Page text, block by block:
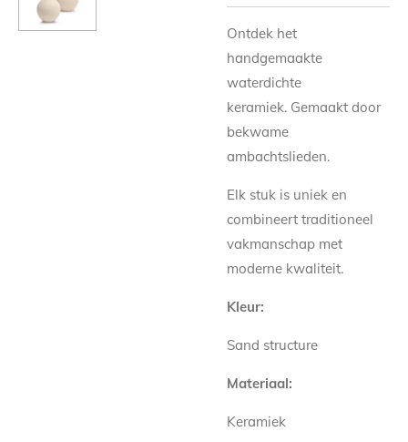
Ontdek het
handgemaakte
waterdichte
keramiek. Gemaakt door
bekwame
ambachtslieden.
Elk stuk is uniek en
combineert traditioneel
vakmanschap met
moderne kwaliteit.
Kleur:
Sand structure
Materiaal:
Keramiek